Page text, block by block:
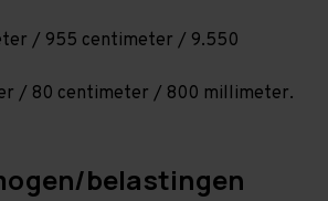
/ 955 centimeter / 9.550
/ 80 centimeter / 800 millimeter.
belastingen